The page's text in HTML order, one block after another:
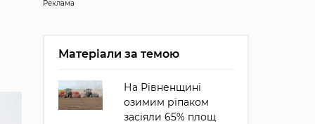
Реклама
Матеріали за темою
На Рівненщині
озимим ріпаком
засіяли 65% площ